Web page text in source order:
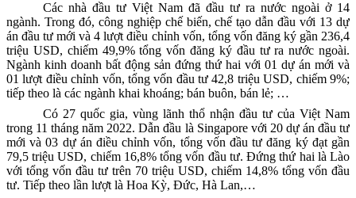
Các nhà đầu tư Việt Nam đã đầu tư ra nước ngoài ở 14
ngành. Trong đó, công nghiệp chế biến, chế tạo dẫn đầuvới 13 dự
án đầu tư mới và 4 lượt điều chỉnh vốn, tổng vốn đăng ký gần 236,4
triệu USD, chiếm 49,9% tổng vốnđăng ký đầu tư ra nước ngoài.
Ngành kinh doanh bất động sản đứng thứ hai với 01 dự án mới và
01 lượt điều chỉnh vốn, tổng vốn đầu tư 42,8 triệu USD, chiếm9%;
tiếp theo là các ngành khai khoáng; bán buôn, bán lẻ; …
Có 27 quốc gia, vùng lãnh thổ nhận đầu tư của Việt Nam
trong 11 tháng năm 2022. Dẫn đầu là Singaporevới 20dự án đầu tư
mới và03 dự án điều chỉnh vốn, tổng vốn đầu tư đăng ký đạt gần
79,5 triệu USD, chiếm 16,8% tổng vốn đầu tư.Đứng thứ hai là Lào
với tổng vốn đầu tư trên 70 triệu USD, chiếm 14,8% tổng vốn đầu
tư. Tiếp theo lần lượt là Hoa Kỳ, Đức, Hà Lan,…